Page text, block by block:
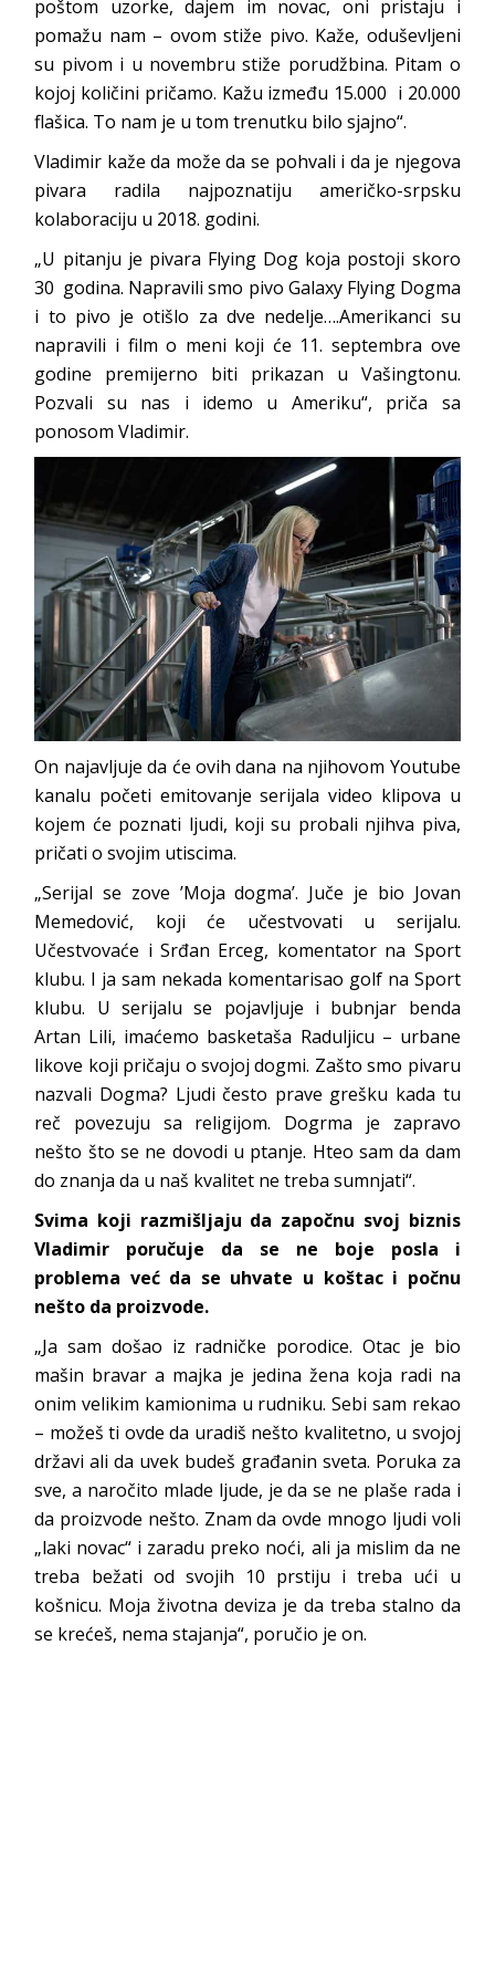
poštom uzorke, dajem im novac, oni pristaju i
pomažu nam – ovom stiže pivo. Kaže, oduševljeni
su pivom i u novembru stiže porudžbina. Pitam o
kojoj količini pričamo. Kažu između 15.000 i 20.000
flašica. To nam je u tom trenutku bilo sjajno“.
Vladimir kaže da može da se pohvali i da je njegova
pivara radila najpoznatiju američko-srpsku
kolaboraciju u 2018. godini.
„U pitanju je pivara Flying Dog koja postoji skoro
30 godina. Napravili smo pivo Galaxy Flying Dogma
i to pivo je otišlo za dve nedelje….Amerikanci su
napravili i film o meni koji će 11. septembra ove
godine premijerno biti prikazan u Vašingtonu.
Pozvali su nas i idemo u Ameriku“, priča sa
ponosom Vladimir.
On najavljuje da će ovih dana na njihovom Youtube
kanalu početi emitovanje serijala video klipova u
kojem će poznati ljudi, koji su probali njihva piva,
pričati o svojim utiscima.
„Serijal se zove ’Moja dogma’. Juče je bio Jovan
Memedović, koji će učestvovati u serijalu.
Učestvovaće i Srđan Erceg, komentator na Sport
klubu. I ja sam nekada komentarisao golf na Sport
klubu. U serijalu se pojavljuje i bubnjar benda
Artan Lili, imaćemo basketaša Raduljicu – urbane
likove koji pričaju o svojoj dogmi. Zašto smo pivaru
nazvali Dogma? Ljudi često prave grešku kada tu
reč povezuju sa religijom. Dogrma je zapravo
nešto što se ne dovodi u ptanje. Hteo sam da dam
do znanja da u naš kvalitet ne treba sumnjati“.
Svima koji razmišljaju da započnu svoj biznis
Vladimir poručuje da se ne boje posla i
problema već da se uhvate u koštac i počnu
nešto da proizvode.
„Ja sam došao iz radničke porodice. Otac je bio
mašin bravar a majka je jedina žena koja radi na
onim velikim kamionima u rudniku. Sebi sam rekao
– možeš ti ovde da uradiš nešto kvalitetno, u svojoj
državi ali da uvek budeš građanin sveta. Poruka za
sve, a naročito mlade ljude, je da se ne plaše rada i
da proizvode nešto. Znam da ovde mnogo ljudi voli
„laki novac“ i zaradu preko noći, ali ja mislim da ne
treba bežati od svojih 10 prstiju i treba ući u
košnicu. Moja životna deviza je da treba stalno da
se krećeš, nema stajanja“, poručio je on.